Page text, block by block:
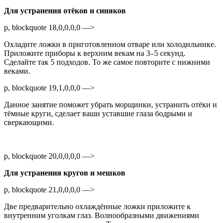
Для устранения отёков и синяков
p, blockquote 18,0,0,0,0 —>
Охладите ложки в приготовленном отваре или холодильнике.
Приложите приборы к верхним векам на 3–5 секунд.
Сделайте так 5 подходов. То же самое повторите с нижними
веками.
p, blockquote 19,1,0,0,0 —>
Данное занятие поможет убрать морщинки, устранить отёки и
тёмные круги, сделает ваши уставшие глаза бодрыми и
сверкающими.
p, blockquote 20,0,0,0,0 —>
Для устранения кругов и мешков
p, blockquote 21,0,0,0,0 —>
Две предварительно охлаждённые ложки приложите к
внутренним уголкам глаз. Волнообразными движениями